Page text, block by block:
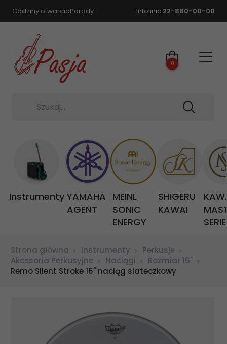
Godziny otwarciaPorady Infolinia 22-880-00-00
Szukaj...
0
Instrumenty YAMAHA
AGENT
MEINL
SONIC
ENERGY
SHIGERU
KAWAI
Strona główna Instrumenty
Perkusje
Akcesoria Perkusyjne
Naciągi
Rozmiar 16"
Remo Silent Stroke 16" naciąg siateczkowy